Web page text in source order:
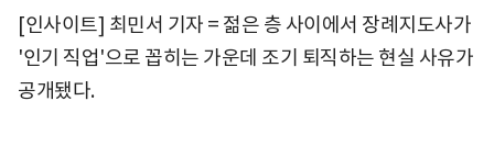
[인사이트] 최민서 기자 = 젊은 층 사이에서 장례지도사가
'인기 직업'으로 꼽히는 가운데 조기 퇴직하는 현실 사유가
공개됐다.